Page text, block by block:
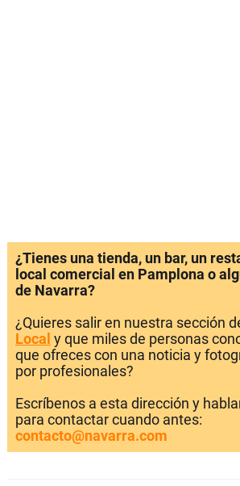
¿Tienes una tienda, un bar, un
local comercial en Pamplona o
de Navarra?
¿Quieres salir en nuestra sección
Local y que miles de personas
que ofreces con una noticia y
por profesionales?
Escríbenos a esta dirección y
para contactar cuando antes:
contacto@navarra.com